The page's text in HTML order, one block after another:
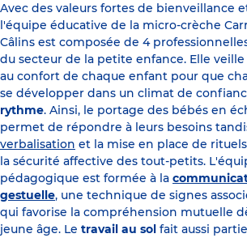
Avec des valeurs fortes de bienveillance
l'équipe éducative de la micro-crèche
Câlins est composée de 4
du secteur de la petite enfance. Elle
au confort de chaque enfant pour que
se développer dans un climat de
rythme. Ainsi, le portage des bébés en
permet de répondre à leurs besoins
verbalisation et la mise en place de
la sécurité affective des tout-petits.
pédagogique est formée à la
gestuelle, une technique de signes
qui favorise la compréhension mutuelle
jeune âge. Le travail au sol fait aussi